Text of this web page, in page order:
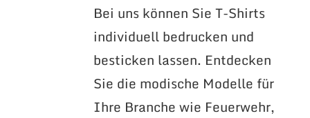
Bei uns können Sie T-Shirts
individuell bedrucken und
besticken lassen. Entdecken
Sie die modische Modelle für
Ihre Branche wie Feuerwehr,